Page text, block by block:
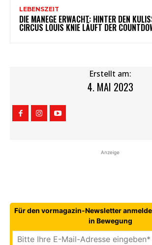
LEBENSZEIT
DIE MANEGE ERWACHT: HINTER DEN
CIRCUS LOUIS KNIE LÄUFT DER
Erstellt am:
4. MAI 2023
Anzeige
Für den vormagazin-Newsletter
in Bewegung